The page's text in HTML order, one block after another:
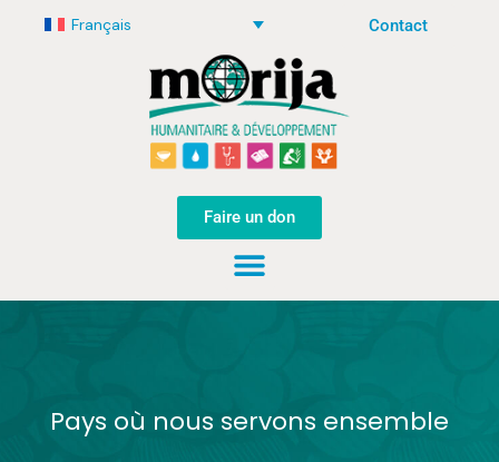
Contact
Français
Faire un don
Pays où nous servons ensemble